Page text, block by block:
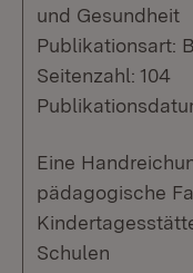
und Gesundheit
Publikationsart:
Seitenzahl: 104
Eine
pädagogische
Schulen